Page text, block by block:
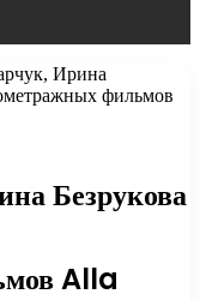
Ирина
фильмов
Безрукова
Alla